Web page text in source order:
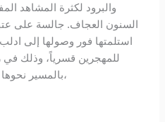
والبرود لكثرة المشاهد
السنون العجاف. جالسة على
استلمتها فور وصولها إلى
للمهجرين قسرياً، وذلك
بالمسير نحوها وعيوني تتسأل عن قلبها النابض،